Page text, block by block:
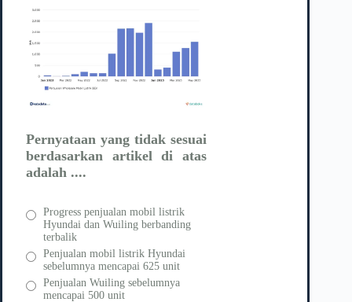
Pernyataan yang tidak sesuai
berdasarkan artikel di atas
adalah ....
Progress penjualan mobil listrik
Hyundai dan Wuiling berbanding
terbalik
Penjualan mobil listrik Hyundai
sebelumnya mencapai 625 unit
Penjualan Wuiling sebelumnya
mencapai 500 unit